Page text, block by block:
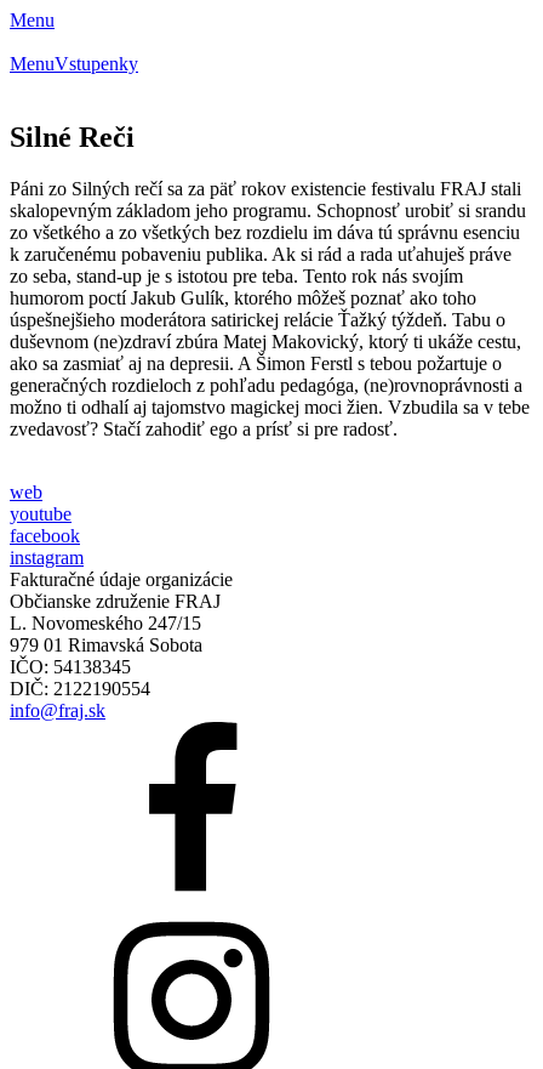
Menu
MenuVstupenky
Silné Reči
Páni zo Silných rečí sa za päť rokov existencie festivalu FRAJ stali
skalopevným základom jeho programu. Schopnosť urobiť si srandu
zo všetkého a zo všetkých bez rozdielu im dáva tú správnu esenciu
k zaručenému pobaveniu publika. Ak si rád a rada uťahuješ práve
zo seba, stand-up je s istotou pre teba. Tento rok nás svojím
humorom poctí Jakub Gulík, ktorého môžeš poznať ako toho
úspešnejšieho moderátora satirickej relácie Ťažký týždeň. Tabu o
duševnom (ne)zdraví zbúra Matej Makovický, ktorý ti ukáže cestu,
ako sa zasmiať aj na depresii. A Šimon Ferstl s tebou požartuje o
generačných rozdieloch z pohľadu pedagóga, (ne)rovnoprávnosti a
možno ti odhalí aj tajomstvo magickej moci žien. Vzbudila sa v tebe
zvedavosť? Stačí zahodiť ego a prísť si pre radosť.
web
youtube
facebook
instagram
Fakturačné údaje organizácie
Občianske združenie FRAJ
L. Novomeského 247/15
979 01 Rimavská Sobota
IČO: 54138345
DIČ: 2122190554
info@fraj.sk